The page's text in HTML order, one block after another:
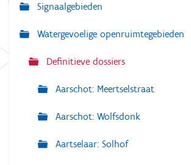
Signaalgebieden
Watergevoelige openruimtegebieden
Definitieve dossiers
Aarschot: Meertselstraat
Aarschot: Wolfsdonk
Aartselaar: Solhof